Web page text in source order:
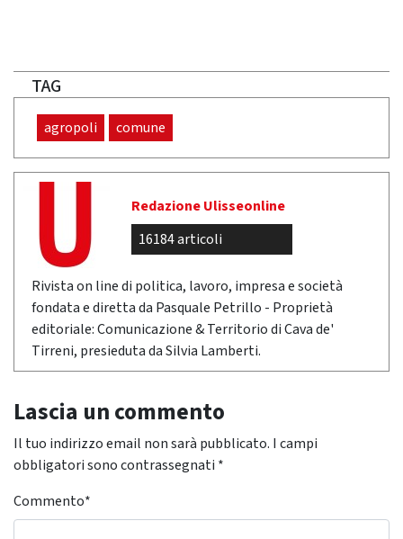
TAG
agropoli comune
Redazione Ulisseonline
16184 articoli
Rivista on line di politica, lavoro, impresa e società
fondata e diretta da Pasquale Petrillo - Proprietà
editoriale: Comunicazione & Territorio di Cava de'
Tirreni, presieduta da Silvia Lamberti.
Lascia un commento
Il tuo indirizzo email non sarà pubblicato. I campi
obbligatori sono contrassegnati *
Commento*